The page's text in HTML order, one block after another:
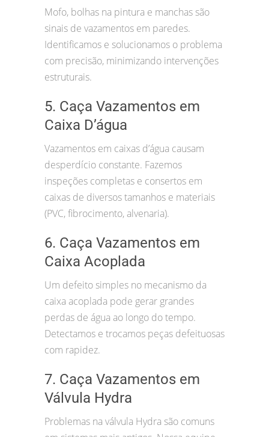
Mofo, bolhas na pintura e manchas são
sinais de vazamentos em paredes.
Identificamos e solucionamos o problema
com precisão, minimizando intervenções
estruturais.
5. Caça Vazamentos em
Caixa D’água
Vazamentos em caixas d’água causam
desperdício constante. Fazemos
inspeções completas e consertos em
caixas de diversos tamanhos e materiais
(PVC, fibrocimento, alvenaria).
6. Caça Vazamentos em
Caixa Acoplada
Um defeito simples no mecanismo da
caixa acoplada pode gerar grandes
perdas de água ao longo do tempo.
Detectamos e trocamos peças defeituosas
com rapidez.
7. Caça Vazamentos em
Válvula Hydra
Problemas na válvula Hydra são comuns